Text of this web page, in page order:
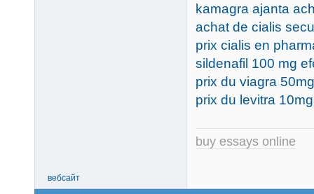
kamagra ajanta
achat de cialis
prix cialis en
sildenafil 100 mg
prix du viagra 50mg
prix du levitra
buy essays online
вебсайт